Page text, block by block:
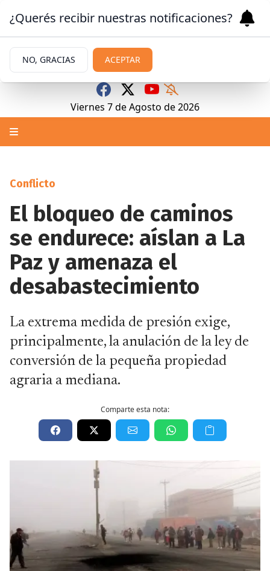
Viernes 7deAgosto de 2026
Conflicto
El bloqueo de caminos
se endurece: aíslan a La
Paz y amenaza el
desabastecimiento
La extrema medida de presión exige,
principalmente, la anulación de la ley de
conversión de la pequeña propiedad
agraria a mediana.
Comparte esta nota:
¿Querés recibir nuestras notificaciones?
NO, GRACIAS ACEPTAR